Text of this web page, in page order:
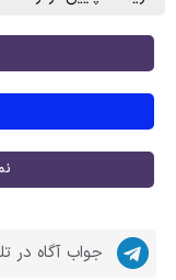
جواب آگاه در